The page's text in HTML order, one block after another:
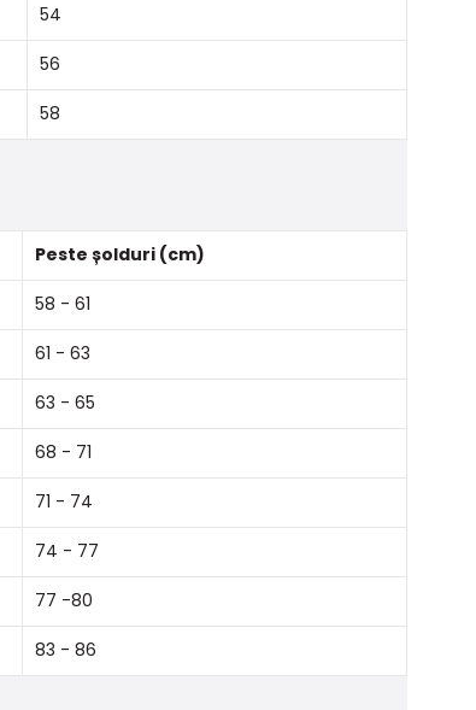
54
56
58
Peste șolduri (cm)
58 - 61
61 - 63
63 - 65
68 - 71
71 - 74
74 - 77
77 -80
83 - 86